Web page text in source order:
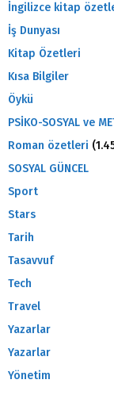
İngilizce kitap
İş Dunyası
Kitap Özetleri
Kısa Bilgiler
Öykü
PSİKO-SOSYAL ve
Roman özetleri
SOSYAL GÜNCEL
Sport
Stars
Tarih
Tasavvuf
Tech
Travel
Yazarlar
Yazarlar
Yönetim